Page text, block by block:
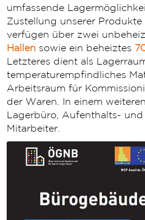
umfassende
Zustellung unserer
verfügen über zwei
Hallen sowie ein beheiztes
Letzteres dient als
temperaturempfindliches
Arbeitsraum für
der Waren. In einem
Lagerbüro, Aufenthalts-
Mitarbeiter.